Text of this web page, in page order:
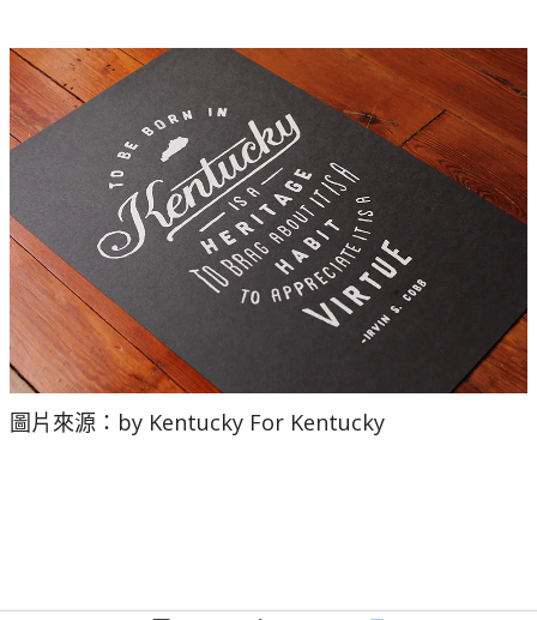
圖片來源：by Kentucky For Kentucky